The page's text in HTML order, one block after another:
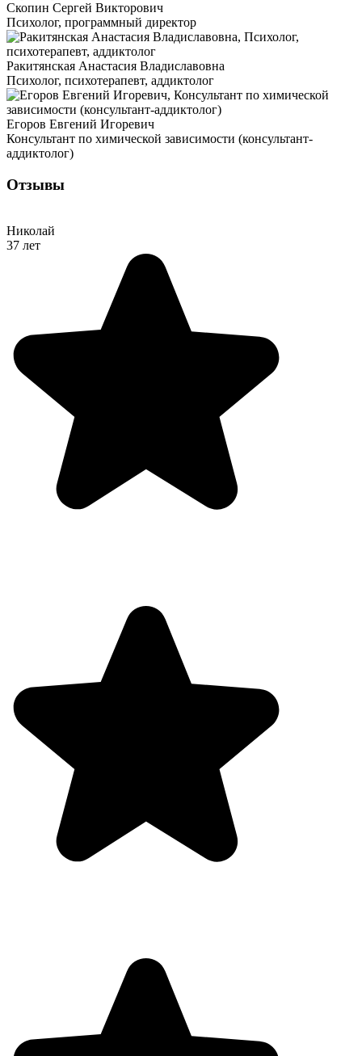
Скопин Сергей Викторович
Психолог, программный директор
Ракитянская Анастасия Владиславовна
Психолог, психотерапевт, аддиктолог
Егоров Евгений Игоревич
Консультант по химической зависимости (консультант-
аддиктолог)
Отзывы
Николай
37 лет